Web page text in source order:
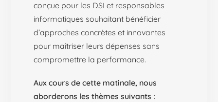
conçue pour les DSI et responsables
informatiques souhaitant bénéficier
d’approches concrètes et innovantes
pour maîtriser leurs dépenses sans
compromettre la performance.
Aux cours de cette matinale, nous
aborderons les thèmes suivants :